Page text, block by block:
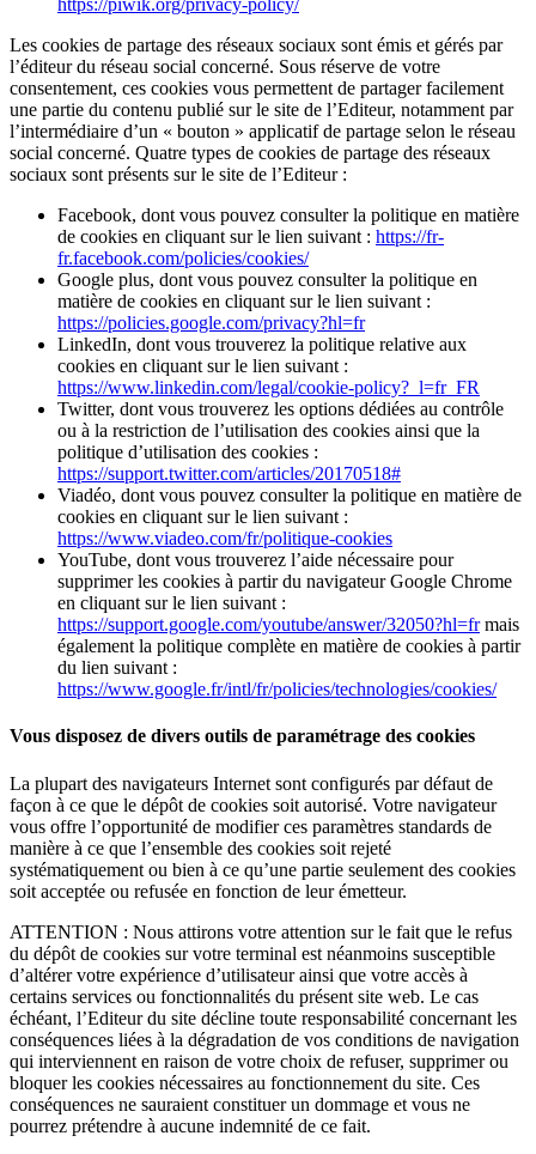
https://piwik.org/privacy-policy/
Les cookies de partage des réseaux sociaux sont émis et gérés par
l’éditeur du réseau social concerné. Sous réserve de votre
consentement, ces cookies vous permettent de partager facilement
une partie du contenu publié sur le site de l’Editeur, notamment par
l’intermédiaire d’un « bouton » applicatif de partage selon le réseau
social concerné. Quatre types de cookies de partage des réseaux
sociaux sont présents sur le site de l’Editeur :
Facebook, dont vous pouvez consulter la politique en matière
de cookies en cliquant sur le lien suivant : https://fr-
fr.facebook.com/policies/cookies/
Google plus, dont vous pouvez consulter la politique en
matière de cookies en cliquant sur le lien suivant :
https://policies.google.com/privacy?hl=fr
LinkedIn, dont vous trouverez la politique relative aux
cookies en cliquant sur le lien suivant :
https://www.linkedin.com/legal/cookie-policy?_l=fr_FR
Twitter, dont vous trouverez les options dédiées au contrôle
ou à la restriction de l’utilisation des cookies ainsi que la
politique d’utilisation des cookies :
https://support.twitter.com/articles/20170518#
Viadéo, dont vous pouvez consulter la politique en matière de
cookies en cliquant sur le lien suivant :
https://www.viadeo.com/fr/politique-cookies
YouTube, dont vous trouverez l’aide nécessaire pour
supprimer les cookies à partir du navigateur Google Chrome
en cliquant sur le lien suivant :
https://support.google.com/youtube/answer/32050?hl=frmais
également la politique complète en matière de cookies à partir
du lien suivant :
https://www.google.fr/intl/fr/policies/technologies/cookies/
Vous disposez de divers outils de paramétrage des cookies
La plupart des navigateurs Internet sont configurés par défaut de
façon à ce que le dépôt de cookies soit autorisé. Votre navigateur
vous offre l’opportunité de modifier ces paramètres standards de
manière à ce que l’ensemble des cookies soit rejeté
systématiquement ou bien à ce qu’une partie seulement des cookies
soit acceptée ou refusée en fonction de leur émetteur.
ATTENTION : Nous attirons votre attention sur le fait que le refus
du dépôt de cookies sur votre terminal est néanmoins susceptible
d’altérer votre expérience d’utilisateur ainsi que votre accès à
certains services ou fonctionnalités du présent site web. Le cas
échéant, l’Editeur du site décline toute responsabilité concernant les
conséquences liées à la dégradation de vos conditions de navigation
qui interviennent en raison de votre choix de refuser, supprimer ou
bloquer les cookies nécessaires au fonctionnement du site. Ces
conséquences ne sauraient constituer un dommage et vous ne
pourrez prétendre à aucune indemnité de ce fait.